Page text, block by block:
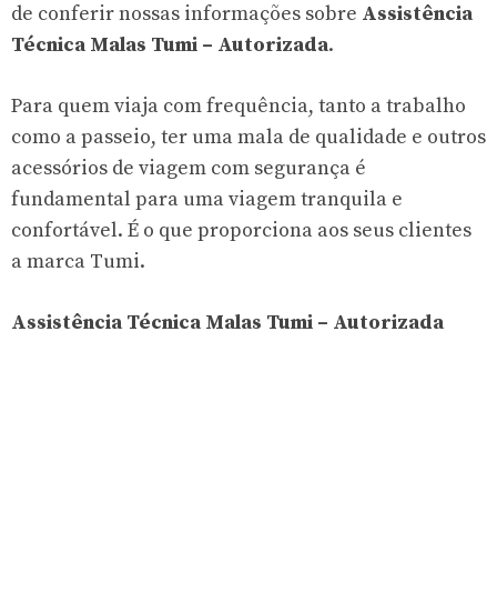
de conferir nossas informações sobre Assistência
Técnica Malas Tumi – Autorizada.
Para quem viaja com frequência, tanto a trabalho
como a passeio, ter uma mala de qualidade e outros
acessórios de viagem com segurança é
fundamental para uma viagem tranquila e
confortável. É o que proporciona aos seus clientes
a marca Tumi.
Assistência Técnica Malas Tumi – Autorizada